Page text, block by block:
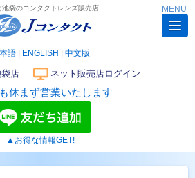
池袋のコンタクトレンズ販売店
語| ENGLISH 中文版
店 ネット販売店ログイン
休まず営業いたします
▲お得な情報GET!
MENU